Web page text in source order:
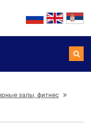
залы, фитнес